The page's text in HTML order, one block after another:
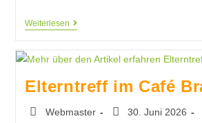
Weiterlesen
Elterntreff im Café
Webmaster
30. Juni 2026